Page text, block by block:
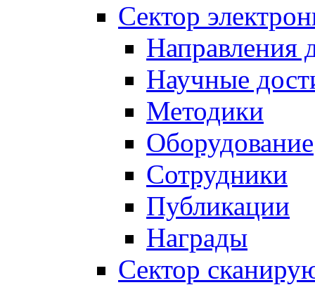
Сектор
Направления
Научные
Методики
Оборудование
Сотрудники
Публикации
Награды
Сектор